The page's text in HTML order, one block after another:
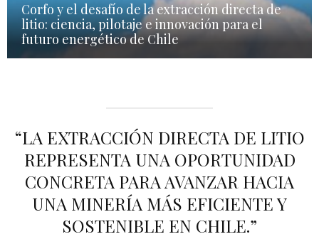
Corfo y el desafío de la extracción directa de
litio: ciencia, pilotaje e innovación para el
futuro energético de Chile
“LA EXTRACCIÓN DIRECTA DE LITIO
REPRESENTA UNA OPORTUNIDAD
CONCRETA PARA AVANZAR HACIA
UNA MINERÍA MÁS EFICIENTE Y
SOSTENIBLE EN CHILE.”